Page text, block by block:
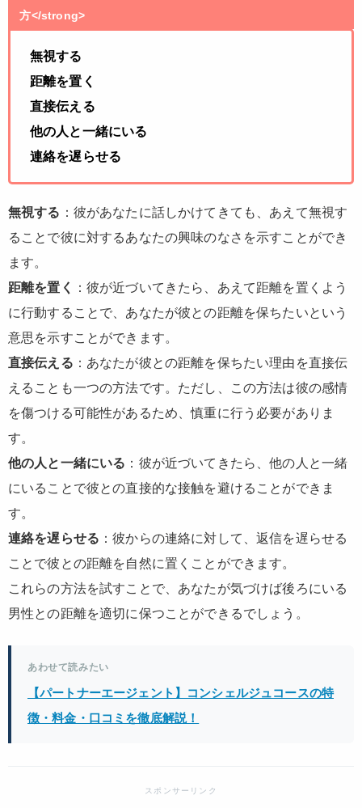
方</strong>
無視する
距離を置く
直接伝える
他の人と一緒にいる
連絡を遅らせる
無視する ：彼があなたに話しかけてきても、あえて無視す
ることで彼に対するあなたの興味のなさを示すことができ
ます。
距離を置く
：彼が近づいてきたら、あえて距離を置くよう
に行動することで、あなたが彼との距離を保ちたいという
意思を示すことができます。
直接伝える ：あなたが彼との距離を保ちたい理由を直接伝
えることも一つの方法です。ただし、この方法は彼の感情
を傷つける可能性があるため、慎重に行う必要がありま
す。
他の人と一緒にいる ：彼が近づいてきたら、他の人と一緒
にいることで彼との直接的な接触を避けることができま
す。
連絡を遅らせる ：彼からの連絡に対して、返信を遅らせる
ことで彼との距離を自然に置くことができます。
これらの方法を試すことで、あなたが気づけば後ろにいる
男性との距離を適切に保つことができるでしょう。
あわせて読みたい
【パートナーエージェント】コンシェルジュコースの特
徴・料金・口コミを徹底解説！